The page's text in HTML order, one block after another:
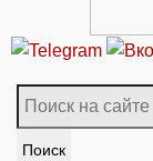
Поиск